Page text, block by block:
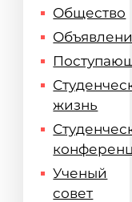
Общество
жизнь
Ученый
совет